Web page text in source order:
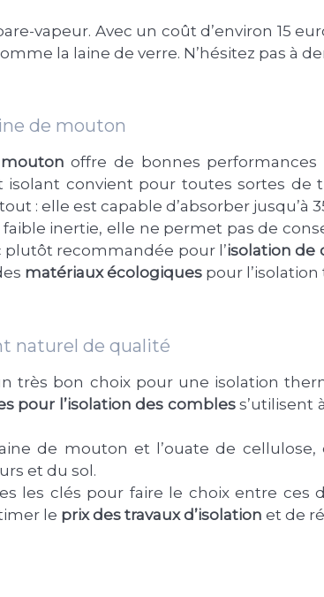
vapeur. Avec un coût d’environ 15
la laine de verre. N’hésitez pas à
de mouton
offre de bonnes
convient pour toutes sortes de
: elle est capable d’absorber jusqu’à
inertie, elle ne permet pas de
plutôt recommandée pour l’isolation de
matériaux écologiques pour
naturel de qualité
très bon choix pour une isolation
pour l’isolation des combless’utilisent
de mouton et l’ouate de cellulose,
et du sol.
les clés pour faire le choix entre ces
le prix des travaux d’isolation et de